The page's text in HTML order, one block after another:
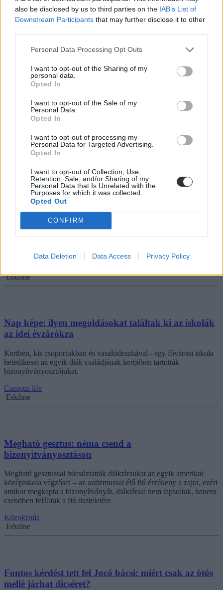
also be disclosed by us to third parties on the IAB’s List of
Downstream Participants that may further disclose it to other
Personal Data Processing Opt Outs
I want to opt-out of the Sharing of my
personal data.
Opted In
I want to opt-out of the Sale of my
Personal Data.
Opted In
I want to opt-out of processing my
Personal Data for Targeted Advertising.
Opted In
I want to opt-out of Collection, Use,
Retention, Sale, and/or Sharing of my
Personal Data that Is Unrelated with the
Purposes for which it was collected.
Opted Out
CONFIRM
Data Deletion Data Access Privacy Policy
elhanyagolás, a kiközösítés, az abúzus minden formája – írja Bihari
Viktória író.
Közoktatás
Üzentek a szülőknek a budapesti rendőrök: "a
gyengébb bizonyítvány nem a világ vége"
„A gyengébb bizonyítvány nem a világ vége, és ezt általában a
Budapesti Rendőr-főkapitányság.
Közoktatás
Mutatjuk, mikor kapják meg a diákok a félévi
bizonyítványt
félévi bizonyítványt a diákok.
Eduline
Nap képe: ilyen megoldásokat találtak ki az iskolák
az idei évzárókra
Kertben, kis csoportokban és vasalódeszkával - egy fővárosi iskola
hetedikesei az egyik diák családjának kertjében tartották
bizonyítványosztójukat.
Campus life
Eduline
Megható gesztus: néma csend a
bizonyítványosztáson
Megható gesztussal búcsúztatták diáktársukat az egyik amerikai
középiskola végzősei – az autizmussal élő fiú érzékeny a zajra, ezért
amikor megkapta a bizonyítványát, diáktársai nem tapsoltak, hanem
csendben felálltak a fiú tiszteletére.
Közoktatás
Eduline
Fontos kérdést tett fel Jocó bácsi: miért csak az ötös
mellé járhat dicséret?